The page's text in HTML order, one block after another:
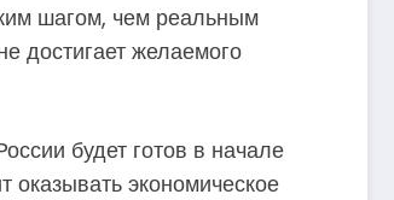
шагом, чем реальным
достигает желаемого
будет готов в начале
экономическое